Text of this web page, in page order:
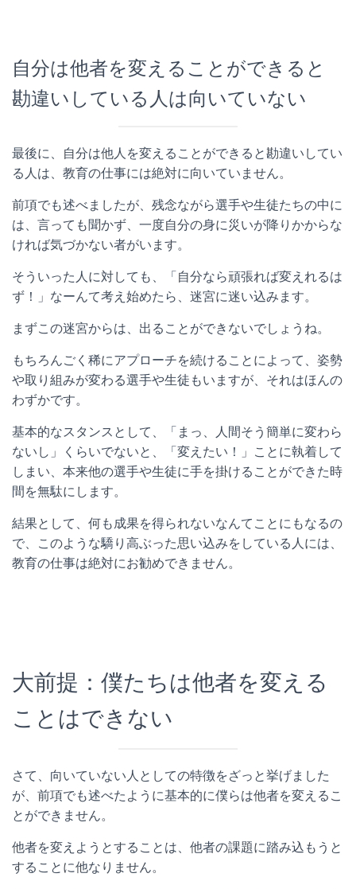
自分は他者を変えることができると
勘違いしている人は向いていない
最後に、自分は他人を変えることができると勘違いしてい
る人は、教育の仕事には絶対に向いていません。
前項でも述べましたが、残念ながら選手や生徒たちの中に
は、言っても聞かず、一度自分の身に災いが降りかからな
ければ気づかない者がいます。
そういった人に対しても、「自分なら頑張れば変えれるは
ず！」なーんて考え始めたら、迷宮に迷い込みます。
まずこの迷宮からは、出ることができないでしょうね。
もちろんごく稀にアプローチを続けることによって、姿勢
や取り組みが変わる選手や生徒もいますが、それはほんの
わずかです。
基本的なスタンスとして、「まっ、人間そう簡単に変わら
ないし」くらいでないと、「変えたい！」ことに執着して
しまい、本来他の選手や生徒に手を掛けることができた時
間を無駄にします。
結果として、何も成果を得られないなんてことにもなるの
で、このような驕り高ぶった思い込みをしている人には、
教育の仕事は絶対にお勧めできません。
大前提：僕たちは他者を変える
ことはできない
さて、向いていない人としての特徴をざっと挙げました
が、前項でも述べたように基本的に僕らは他者を変えるこ
とができません。
他者を変えようとすることは、他者の課題に踏み込もうと
することに他なりません。